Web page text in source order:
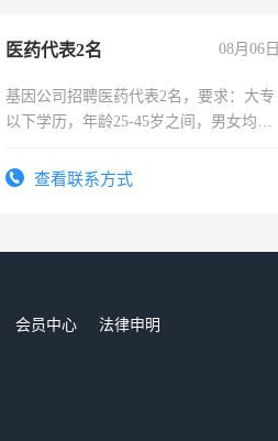
医药代表2名 08月06日
基因公司招聘医药代表2名，要求：大专
以下学历，年龄25-45岁之间，男女均
表或者有医学资质的优先，底薪+绩效，
查看联系方式
会员中心
法律申明